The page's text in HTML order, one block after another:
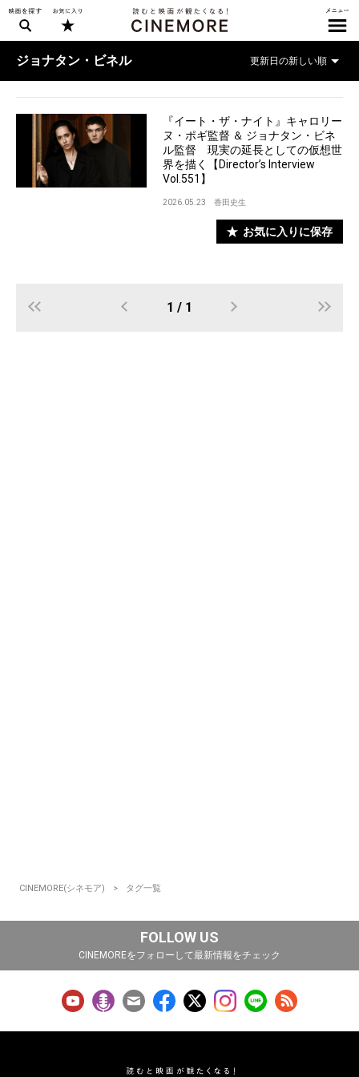
ジョナタン・ビネル
『イート・ザ・ナイト』キャロリー
ヌ・ポギ監督 ＆ ジョナタン・ビネ
ル監督 現実の延長としての仮想世
界を描く【Director’s Interview
Vol.551】
2026.05.23 香田史生
お気に入りに保存
1 / 1
CINEMORE(シネモア) タグ一覧
FOLLOW US
CINEMOREをフォローして最新情報をチェック